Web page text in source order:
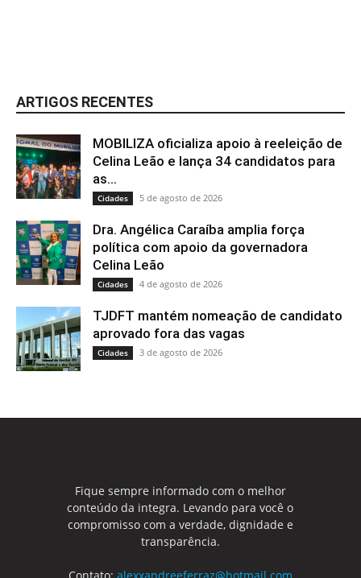
ARTIGOS RECENTES
MOBILIZA oficializa apoio à reeleição de
Celina Leão e lança 34 candidatos para
as...
Cidades 5 de agosto de 2026
Dra. Angélica Caraíba amplia força
política com apoio da governadora
Celina Leão
Cidades 4 de agosto de 2026
TJDFT mantém nomeação de candidato
aprovado fora das vagas
Cidades 3 de agosto de 2026
Fique sempre informado com o melhor
conteúdo da integra. Levando para você o
compromisso com a verdade, dignidade e
transparência.